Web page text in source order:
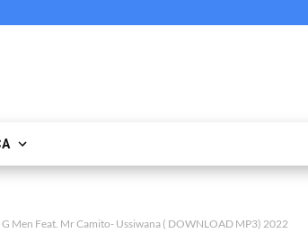
G Men Feat. Mr Camito- Ussiwana ( DOWNLOAD MP3) 2022